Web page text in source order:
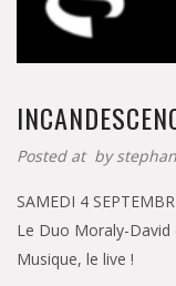
Posted at by
SAMEDI 4
Le Duo Moraly-David
Musique, le live !